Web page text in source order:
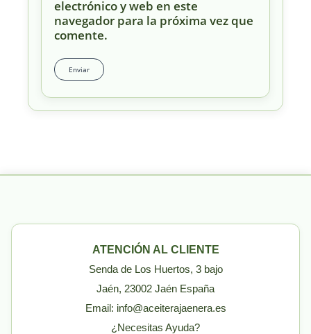
electrónico y web en este
navegador para la próxima vez que
comente.
ATENCIÓN AL CLIENTE
Senda de Los Huertos, 3 bajo
Jaén, 23002 Jaén España
Email: info@aceiterajaenera.es
¿Necesitas Ayuda?